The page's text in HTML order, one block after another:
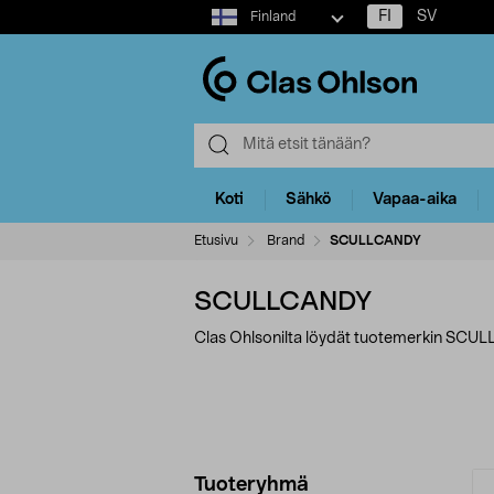
Select
market
Finland FI SV
Koti Sähkö Vapaa-aika
Etusivu Brand SCULLCANDY
SCULLCANDY
Clas Ohlsonilta löydät tuotemerkin
Tarkenna
Tuoteryhmä